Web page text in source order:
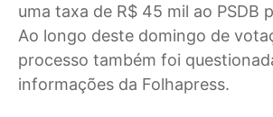
uma taxa de R$ 45 mil ao PSDB
Ao longo deste domingo de
processo também foi
informações da Folhapress.